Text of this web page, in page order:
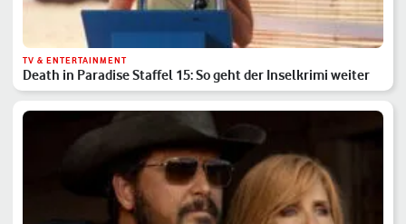
TV & ENTERTAINMENT
Death in Paradise Staffel 15: So geht der Inselkrimi weiter